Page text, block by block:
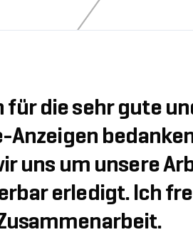
für die sehr gute
Anzeigen
uns um unsere
erledigt. Ich